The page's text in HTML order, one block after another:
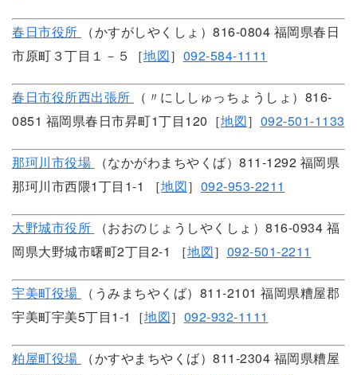
春日市役所
（かすがしやくしょ）816-0804 福岡県春日
市原町３丁目１－５［地図］ 092-584-1111
春日市役所西出張所
（〃にししゅっちょうしょ）816-
0851 福岡県春日市昇町1丁目120［地図］ 092-501-1133
那珂川市役場
（なかがわまちやくば）811-1292 福岡県
那珂川市西隈1丁目1-1 ［地図］ 092-953-2211
大野城市役所
（おおのじょうしやくしょ）816-0934 福
岡県大野城市曙町2丁目2-1 ［地図］ 092-501-2211
宇美町役場
（うみまちやくば）811-2101 福岡県糟屋郡
宇美町宇美5丁目1-1［地図］ 092-932-1111
粕屋町役場
（かすやまちやくば）811-2304 福岡県糟屋